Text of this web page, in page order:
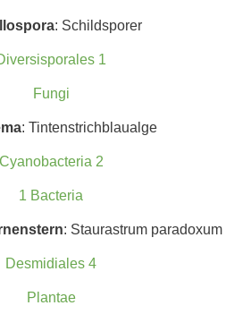
ra: Schildsporer
1
Fungi
: Tintenstrichblaualge
Cyanobacteria 2
1 Bacteria
: Staurastrum paradoxum
Desmidiales 4
Plantae